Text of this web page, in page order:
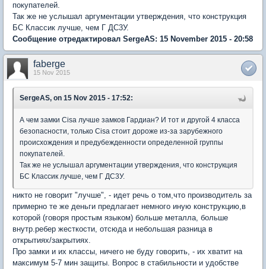
покупателей.
Так же не услышал аргументации утверждения, что конструкция
БС Классик лучше, чем Г ДС3У.
Сообщение отредактировал SergeAS: 15 November 2015 - 20:58
faberge
15 Nov 2015
SergeAS, on 15 Nov 2015 - 17:52:
А чем замки Cisa лучше замков Гардиан? И тот и другой 4 класса
безопасности, только Cisa стоит дороже из-за зарубежного
происхождения и предубежденности определенной группы
покупателей.
Так же не услышал аргументации утверждения, что конструкция
БС Классик лучше, чем Г ДС3У.
никто не говорит "лучше", - идет речь о том,что производитель за
примерно те же деньги предлагает немного иную конструкцию,в
которой (говоря простым языком) больше металла, больше
внутр.ребер жесткости, отсюда и небольшая разница в
открытиях/закрытиях.
Про замки и их классы, ничего не буду говорить, - их хватит на
максимум 5-7 мин защиты. Вопрос в стабильности и удобстве